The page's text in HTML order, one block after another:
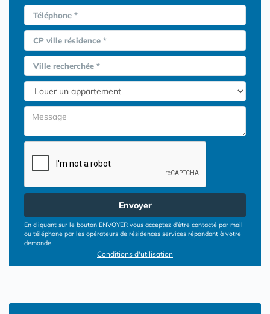
Téléphone *
CP ville résidence *
Ville recherchée *
Envoyer
En cliquant sur le bouton ENVOYER vous acceptez d’être contacté par mail
ou téléphone par les opérateurs de résidences services répondant à votre
demande
Conditions d'utilisation